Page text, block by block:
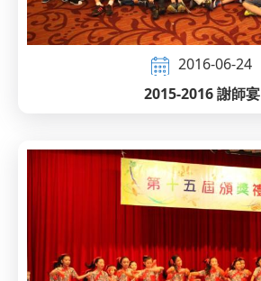
2016-06-24
2015-2016 謝師宴